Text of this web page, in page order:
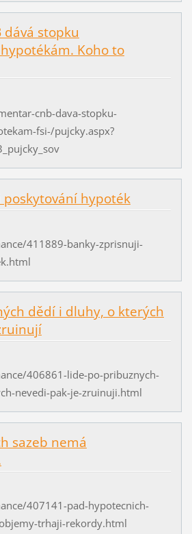
dává stopku
Koho to
cnb-dava-stopku-
fsi-/pujcky.aspx?
hypoték
411889-banky-zprisnuji-
dědí i dluhy, o kterých
406861-lide-po-pribuznych-
nevedi-pak-je-zruinuji.html
sazeb nemá
407141-pad-hypotecnich-
trhaji-rekordy.html